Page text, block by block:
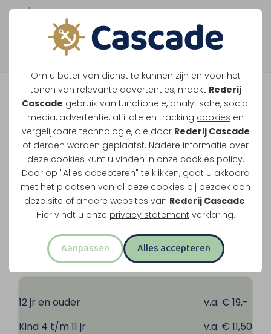
Om u beter van dienst te kunnen zijn en voor het
tonen van relevante advertenties, maakt Rederij
Cascade gebruik van functionele, analytische, social
media, advertentie, affiliate en tracking cookies en
vergelijkbare technologie, die door Rederij Cascade
of derden worden geplaatst. Nadere informatie over
deze cookies kunt u vinden in onze cookies policy.
Door op "Alles accepteren" te klikken, gaat u akkoord
met het plaatsen van al deze cookies bij bezoek aan
deze site of andere websites van Rederij Cascade.
Hier vindt u onze privacy statement verklaring.
Aanpassen Alles accepteren
Boek direct je vaart
Terug
Tour de Thorn
Vaar naar Thorn, stap van boord en kies zelf
wanneer je terugvaart. Zo combineer je varen
met tijd in het witte stadje.
Water en land in 1 activiteit
Twee uur varen
Via Wessem en de Grote Heggeplas
Uitstappen in het witte stadje
12 jr en ouder
v.a. € 19,-
Kind 4 t/m 11 jr
v.a. € 11,50